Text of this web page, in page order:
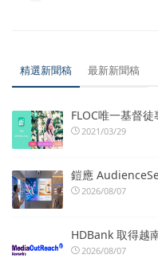
精選新聞稿 最新新聞稿
FLOC唯一基督
2021/03/29
鎧應
2026/08/07
HDBank 取得越
2026/08/07